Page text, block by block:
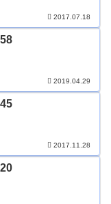
2017.07.18
2019.04.29
2017.11.28